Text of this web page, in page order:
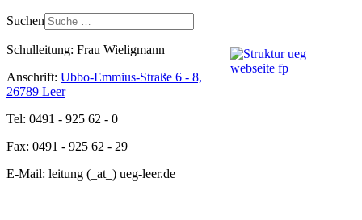
Suchen
Schulleitung: Frau Wieligmann
Anschrift: Ubbo-Emmius-Straße 6 - 8,
26789 Leer
Tel: 0491 - 925 62 - 0
Fax: 0491 - 925 62 - 29
E-Mail: leitung (_at_) ueg-leer.de